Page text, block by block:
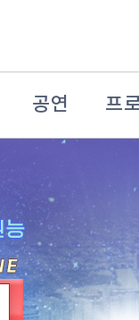
공연 프